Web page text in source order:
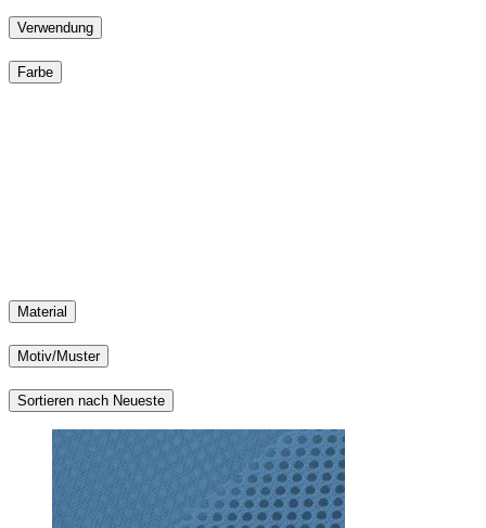
Verwendung
Farbe
Material
Motiv/Muster
Sortieren nach Neueste